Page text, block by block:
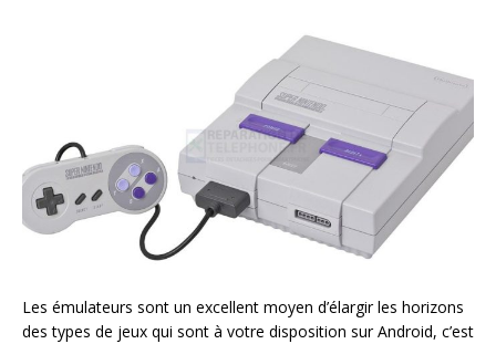
Les émulateurs sont un excellent moyen d’élargir les horizons
des types de jeux qui sont à votre disposition sur Android, c’est